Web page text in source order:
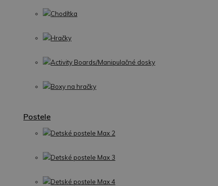
Chodítka
Hračky
Activity Boards/Manipulačné dosky
Boxy na hračky
Postele
Detské postele Max 2
Detské postele Max 3
Detské postele Max 4